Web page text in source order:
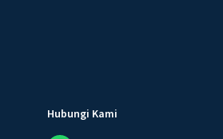
Hubungi Kami